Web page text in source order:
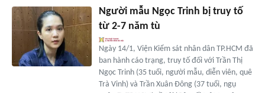
Người mẫu Ngọc Trinh bị truy tố
từ 2-7 năm tù
Ngày 14/1, Viện Kiểm sát nhân dân TP.HCM đã
ban hành cáo trạng, truy tố đối với Trần Thị
Ngọc Trinh (35 tuổi, người mẫu, diễn viên, quê
Trà Vinh) và Trần Xuân Đông (37 tuổi, ngụ